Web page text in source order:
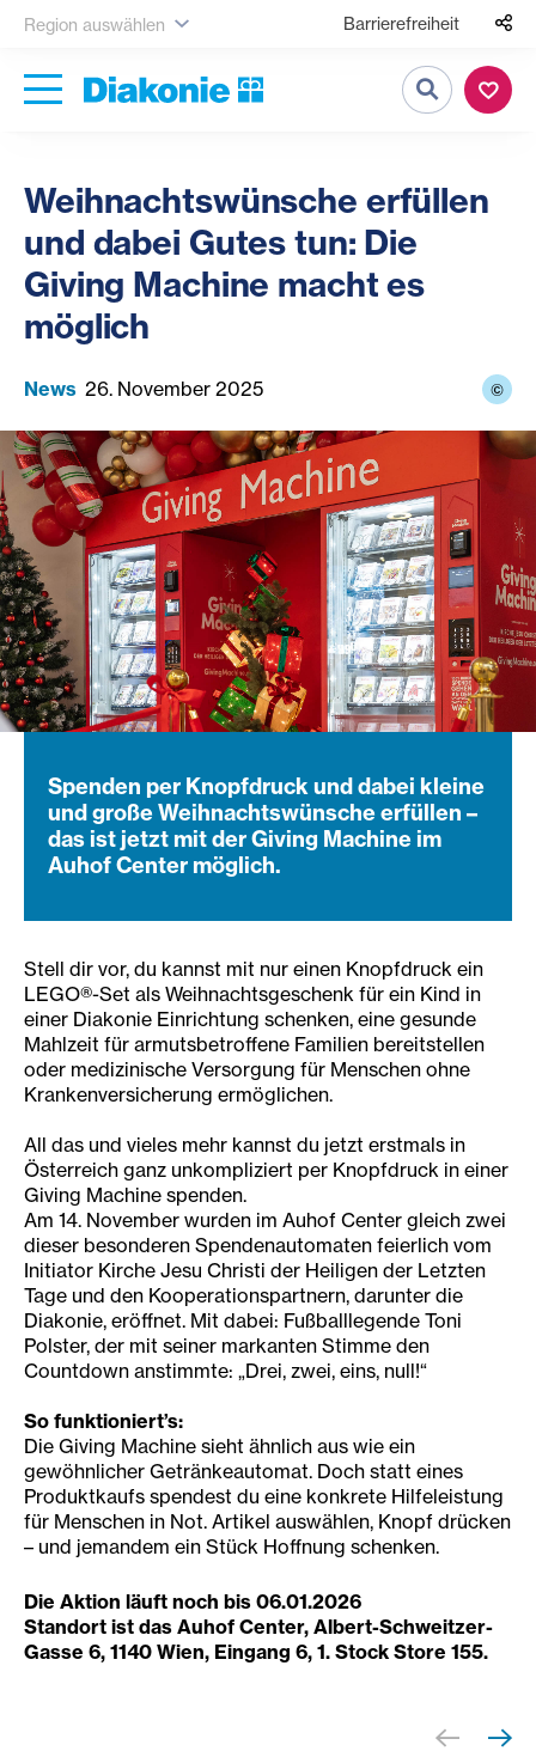
Region auswählen Barrierefreiheit
Suche
Weihnachtswünsche erfüllen
und dabei Gutes tun: Die
Giving Machine macht es
möglich
News 26. November 2025 ©
Spenden per Knopfdruck und dabei kleine
und große Weihnachtswünsche erfüllen –
das ist jetzt mit der Giving Machine im
Auhof Center möglich.
Stell dir vor, du kannst mit nur einen Knopfdruck ein
LEGO®-Set als Weihnachtsgeschenk für ein Kind in
einer Diakonie Einrichtung schenken, eine gesunde
Mahlzeit für armutsbetroffene Familien bereitstellen
oder medizinische Versorgung für Menschen ohne
Krankenversicherung ermöglichen.
All das und vieles mehr kannst du jetzt erstmals in
Österreich ganz unkompliziert per Knopfdruck in einer
Giving Machine spenden.
Am 14. November wurden im Auhof Center gleich zwei
dieser besonderen Spendenautomaten feierlich vom
Initiator Kirche Jesu Christi der Heiligen der Letzten
Tage und den Kooperationspartnern, darunter die
Diakonie, eröffnet. Mit dabei: Fußballlegende Toni
Polster, der mit seiner markanten Stimme den
Countdown anstimmte: „Drei, zwei, eins, null!“
So funktioniert’s:
Die Giving Machine sieht ähnlich aus wie ein
gewöhnlicher Getränkeautomat. Doch statt eines
Produktkaufs spendest du eine konkrete Hilfeleistung
für Menschen in Not. Artikel auswählen, Knopf drücken
– und jemandem ein Stück Hoffnung schenken.
Die Aktion läuft noch bis 06.01.2026
Standort ist das Auhof Center, Albert-Schweitzer-
Gasse 6, 1140 Wien, Eingang 6, 1. Stock Store 155.